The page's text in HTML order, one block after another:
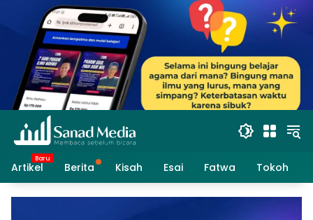
Artikel Berita Kisah Esai Fatwa Tokoh